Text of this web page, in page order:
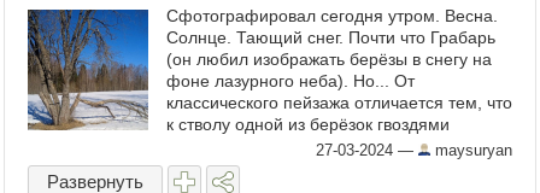
Сфотографировал сегодня утром. Весна.
Солнце. Тающий снег. Почти что Грабарь
(он любил изображать берёзы в снегу на
фоне лазурного неба). Но... От
классического пейзажа отличается тем, что
к стволу одной из берёзок гвоздями
приколочено какое-то металлическое
рекламное ...
27-03-2024 — maysuryan
Развернуть